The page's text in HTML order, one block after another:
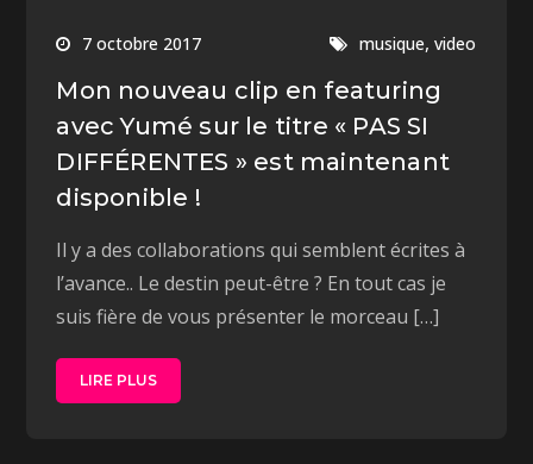
7 octobre 2017 musique,video
Mon nouveau clip en featuring
avec Yumé sur le titre « PAS SI
DIFFÉRENTES » est maintenant
disponible !
Il y a des collaborations qui semblent écrites à
l’avance.. Le destin peut-être ? En tout cas je
suis fière de vous présenter le morceau […]
LIRE PLUS